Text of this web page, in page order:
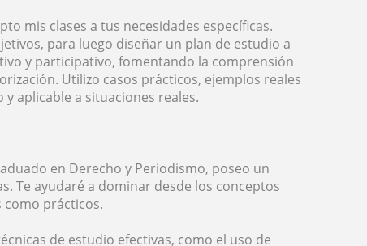
mis clases a tus necesidades específicas.
para luego diseñar un plan de estudio a
y participativo, fomentando la comprensión
Utilizo casos prácticos, ejemplos reales
aplicable a situaciones reales.
en Derecho y Periodismo, poseo un
Te ayudaré a dominar desde los conceptos
como prácticos.
de estudio efectivas, como el uso de